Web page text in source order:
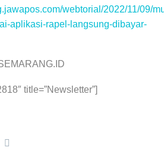
webtorial/2022/11/09/
aplikasi-rapel-langsung-dibayar-
title=”Newsletter”]